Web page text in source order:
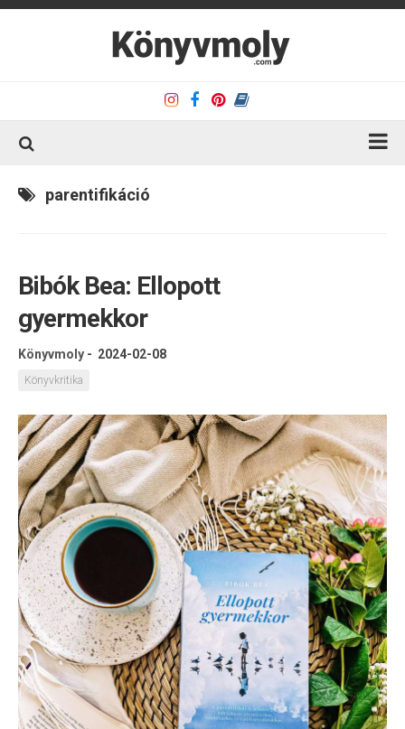
Kapcsolat
Olvasó sarok
Könyveim
Rólam
parentifikáció
Bibók Bea: Ellopott
gyermekkor
Könyvmoly - 2024-02-08
Könyvkritika